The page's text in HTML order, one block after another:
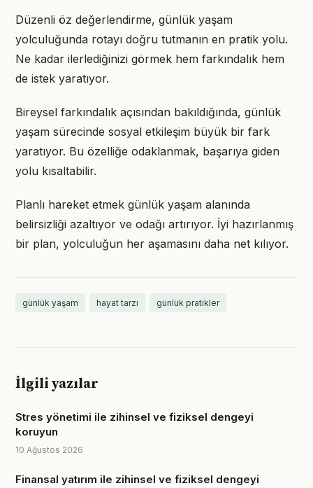
Düzenli öz değerlendirme, günlük yaşam
yolculuğunda rotayı doğru tutmanın en pratik yolu.
Ne kadar ilerlediğinizi görmek hem farkındalık hem
de istek yaratıyor.
Bireysel farkındalık açısından bakıldığında, günlük
yaşam sürecinde sosyal etkileşim büyük bir fark
yaratıyor. Bu özelliğe odaklanmak, başarıya giden
yolu kısaltabilir.
Planlı hareket etmek günlük yaşam alanında
belirsizliği azaltıyor ve odağı artırıyor. İyi hazırlanmış
bir plan, yolculuğun her aşamasını daha net kılıyor.
günlük yaşam hayat tarzı günlük pratikler
İlgili yazılar
Stres yönetimi ile zihinsel ve fiziksel dengeyi
koruyun
10 Ağustos 2026
Finansal yatırım ile zihinsel ve fiziksel dengeyi